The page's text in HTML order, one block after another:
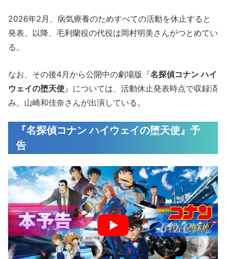
2026年2月、病気療養のためすべての活動を休止すると
発表。以降、毛利蘭役の代役は岡村明美さんがつとめてい
る。
なお、その後4月から公開中の劇場版『名探偵コナン ハイ
ウェイの堕天使』については、活動休止発表時点で収録済
み。山崎和佳奈さんが出演している。
『名探偵コナン ハイウェイの堕天使』予
告